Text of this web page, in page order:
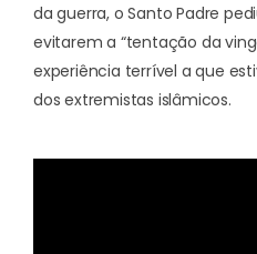
da guerra, o Santo Padre
evitarem a “tentação da
experiência terrível a que
dos extremistas islâmicos.